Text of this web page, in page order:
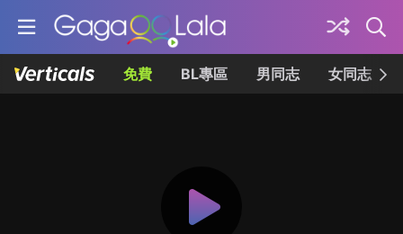
免費 BL專區 男同志 女同志